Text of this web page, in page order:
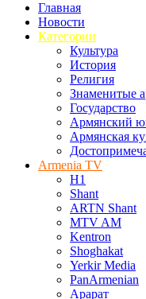
Главная
Новости
Категории
Культура
История
Религия
Знаменитые
Государство
Армянский
Армянская
Armenia TV
H1
Shant
ARTN Shant
MTV AM
Kentron
Shoghakat
Yerkir Media
PanArmenian
Арарат